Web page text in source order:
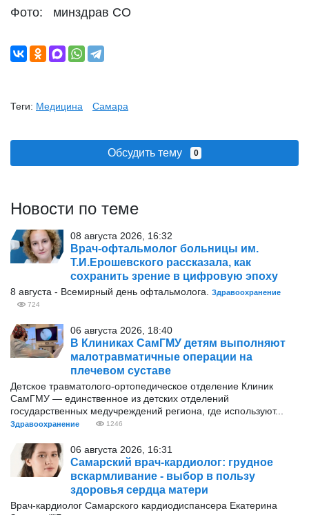
Фото: минздрав СО
Теги: Медицина Самара
Обсудить тему 0
Новости по теме
08 августа 2026, 16:32
Врач-офтальмолог больницы им.
Т.И.Ерошевского рассказала, как
сохранить зрение в цифровую эпоху
8 августа - Всемирный день офтальмолога. Здравоохранение
724
06 августа 2026, 18:40
В Клиниках СамГМУ детям выполняют
малотравматичные операции на
плечевом суставе
Детское травматолого-ортопедическое отделение Клиник
СамГМУ — единственное из детских отделений
государственных медучреждений региона, где используют...
Здравоохранение 1246
06 августа 2026, 16:31
Самарский врач-кардиолог: грудное
вскармливание - выбор в пользу
здоровья сердца матери
Врач-кардиолог Самарского кардиодиспансера Екатерина